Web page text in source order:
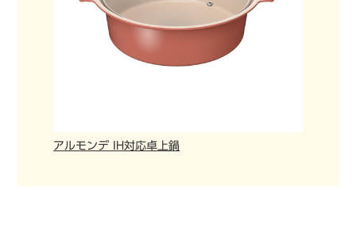
アルモンデ IH対応卓上鍋